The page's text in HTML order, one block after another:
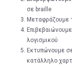
σε braille
Μεταφράζουμε
λογισμικού
Εκτυπώνουμε
κατάλληλο